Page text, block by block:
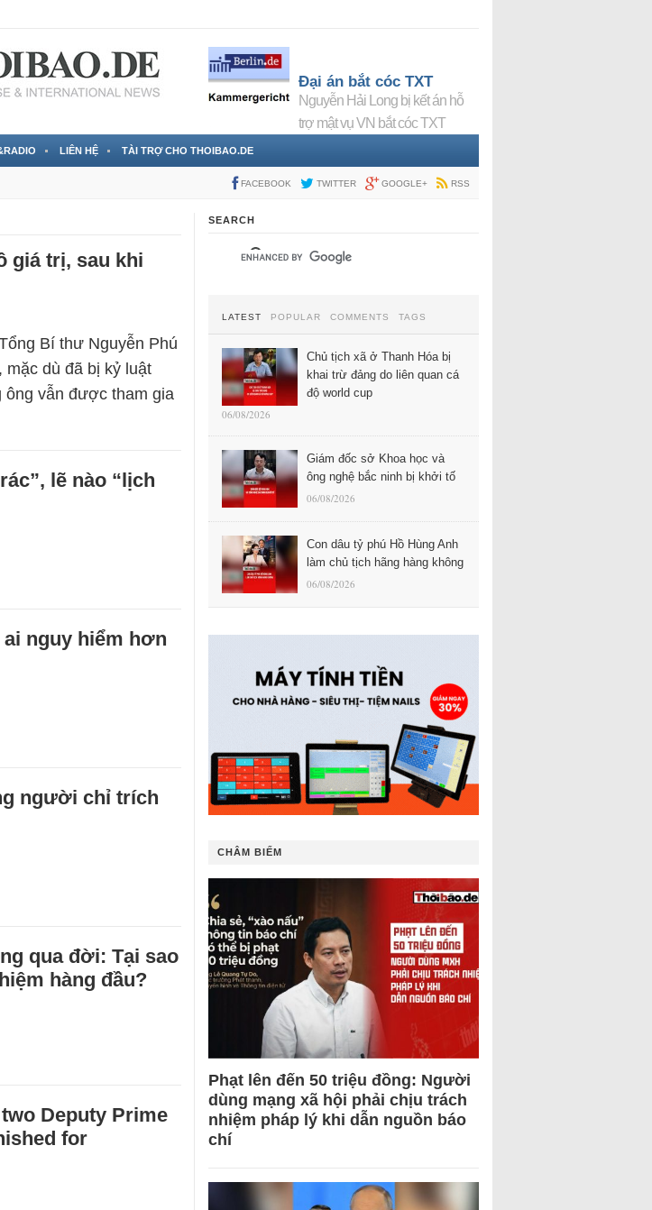
Đại án bắt cóc TXT
Nguyễn Hải Long bị kết án hỗ
trợ mật vụ VN bắt cóc TXT
LIÊN HỆ TÀI TRỢ CHO THOIBAO.DE
FACEBOOK TWITTER GOOGLE+ RSS
giá trị, sau khi
Bí thư Nguyễn Phú
mặc dù đã bị kỷ luật
vẫn được tham gia
lẽ nào “lịch
nguy hiểm hơn
người chỉ trích
qua đời: Tại sao
hàng đầu?
Deputy Prime
for
SEARCH
LATEST POPULAR COMMENTS TAGS
Chủ tịch xã ở Thanh Hóa bị
khai trừ đảng do liên quan cá
độ world cup
06/08/2026
Giám đốc sở Khoa học và
ông nghệ bắc ninh bị khởi tố
06/08/2026
Con dâu tỷ phú Hồ Hùng Anh
làm chủ tịch hãng hàng không
06/08/2026
CHÂM BIẾM
Phạt lên đến 50 triệu đồng: Người
dùng mạng xã hội phải chịu trách
nhiệm pháp lý khi dẫn nguồn báo
chí